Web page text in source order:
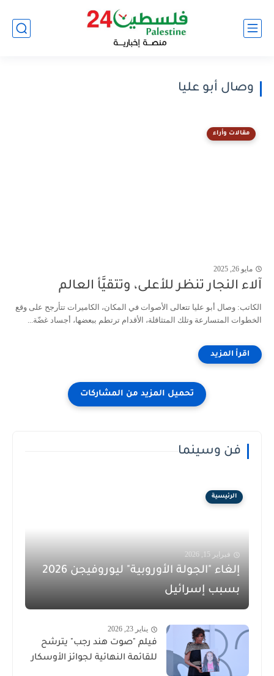
وصال أبو عليا
مقالات وأراء
مايو 26, 2025
آلاء النجار تنظر للأعلى، وتتقيَّأ العالم
الكاتب: وصال أبو عليا تتعالى الأصوات في المكان، الكاميرات تتأرجح على وقع
الخطوات المتسارعة وتلك المتثاقلة، الأقدام ترتطم ببعضها، أجساد غضّة...
فن وسينما
الرئيسية
فبراير 15, 2026
إلغاء "الجولة الأوروبية" ليوروفيجن 2026
بسبب إسرائيل
يناير 23, 2026
فيلم "صوت هند رجب" يترشح
للقائمة النهائية لجوائز الأوسكار